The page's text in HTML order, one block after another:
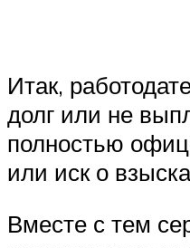
Итак,
долг или не
полностью
или иск о
Вместе с тем